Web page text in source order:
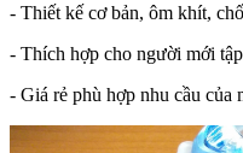
- Thiết kế cơ bản, ôm khít,
- Thích hợp cho người mới
- Giá rẻ phù hợp nhu cầu của